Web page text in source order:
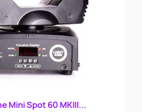
Mini Spot 60 MKIII...